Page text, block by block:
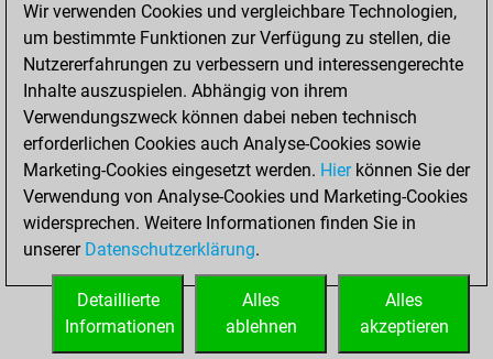
Matt auf vollem Brett
0
Bauer setzt Matt
0
Erstickte Matts
Unterverwandlungen
Türme auf der siebten
0
STARTSEITE
Wir verwenden Cookies und vergleichbare Technologien,
um bestimmte Funktionen zur Verfügung zu stellen, die
Nutzererfahrungen zu verbessern und interessengerechte
Inhalte auszuspielen. Abhängig von ihrem
Verwendungszweck können dabei neben technisch
erforderlichen Cookies auch Analyse-Cookies sowie
Marketing-Cookies eingesetzt werden. Hierkönnen Sie der
Verwendung von Analyse-Cookies und Marketing-Cookies
widersprechen. Weitere Informationen finden Sie in
unserer Datenschutzerklärung.
Alles
akzeptieren
Alles
ablehnen
Detaillierte
Informationen